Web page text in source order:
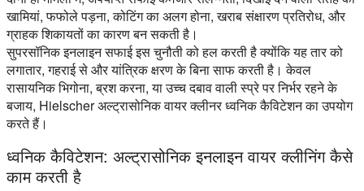
खामियां, फफोले पड़ना, कोटिंग का अलग होना, खराब संक्षारण प्रतिरोध, और
ग्राहक शिकायतों का कारण बन सकती है।
सुपरसॉनिक इनलाइन सफाई इस चुनौती को हल करती है क्योंकि यह तार को
लगातार, गहराई से और यांत्रिक क्षरण के बिना साफ करती है। केवल
रासायनिक भिगोना, ब्रश करना, या उच्च दबाव वाली स्प्रे पर निर्भर रहने के
बजाय, Hielscher अल्ट्रासोनिक वायर क्लीनर ध्वनिक कैविटेशन का उपयोग
करते हैं।
ध्वनिक कैविटेशन: अल्ट्रासोनिक इनलाइन वायर क्लीनिंग कैसे
काम करती है